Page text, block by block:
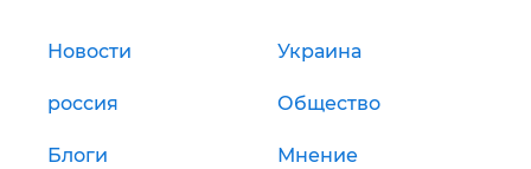
Новости Украина
россия Общество
Блоги Мнение